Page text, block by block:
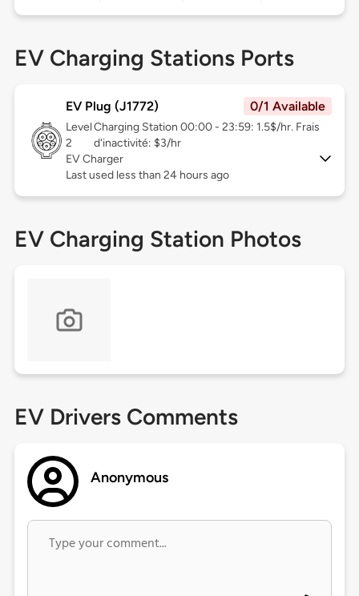
EV Charging Stations Ports
EV Plug (J1772) 0/1 Available
Level
2
Charging Station 00:00 - 23:59: 1.5$/hr. Frais
d'inactivité: $3/hr
EV Charger
Last used less than 24 hours ago
EV Charging Station Photos
EV Drivers Comments
Anonymous